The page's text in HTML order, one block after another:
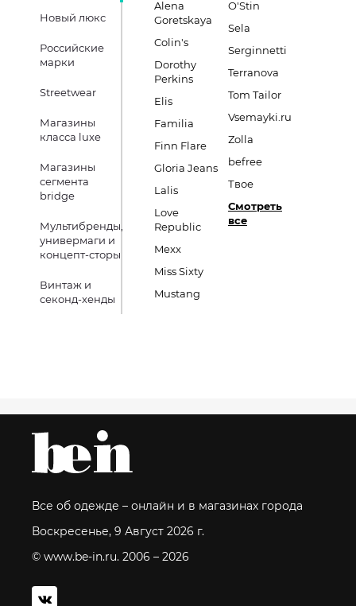
Новый люкс
Российские
марки
Streetwear
Магазины
класса luxe
Магазины
сегмента
bridge
Мультибренды,
универмаги и
концепт-сторы
Винтаж и
секонд-хенды
Alena
Goretskaya
Colin's
Dorothy
Perkins
Elis
Familia
Finn Flare
Gloria Jeans
Lalis
Love
Republic
Mexx
Miss Sixty
Mustang
O'Stin
Sela
Serginnetti
Terranova
Tom Tailor
Vsemayki.ru
Zolla
befree
Твое
Смотреть
все
Все об одежде – онлайн и в магазинах города
Воскресенье, 9 Август 2026 г.
© www.be-in.ru. 2006 – 2026